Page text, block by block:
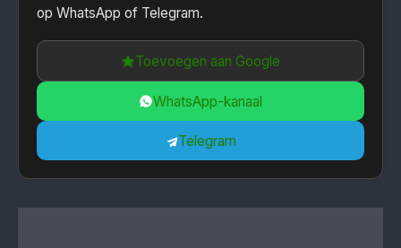
op WhatsApp of Telegram.
Toevoegen aan Google
WhatsApp-kanaal
Telegram